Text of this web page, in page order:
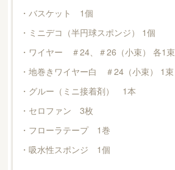
・バスケット 1個
・ミニデコ（半円球スポンジ） 1個
・ワイヤー ＃24、＃26（小束） 各1束
・地巻きワイヤー白 ＃24（小束） 1束
・グルー（ミニ接着剤） 1本
・セロファン 3枚
・フローラテープ 1巻
・吸水性スポンジ 1個